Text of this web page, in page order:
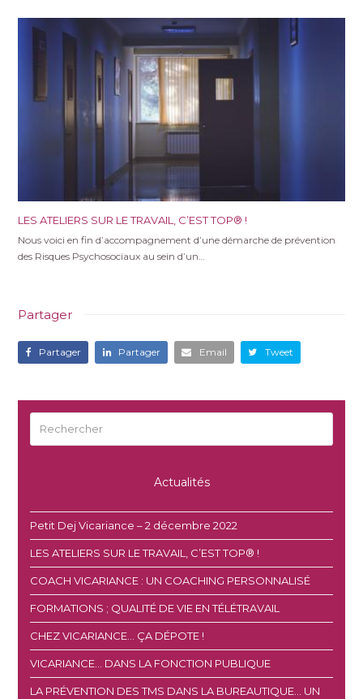
LES ATELIERS SUR LE TRAVAIL, C’EST TOP® !
Nous voici en fin d’accompagnement d’une démarche de prévention
des Risques Psychosociaux au sein d’un…
Partager
Partager Partager Email Tweet
Actualités
Petit Dej Vicariance – 2 décembre 2022
LES ATELIERS SUR LE TRAVAIL, C’EST TOP® !
COACH VICARIANCE : UN COACHING PERSONNALISÉ
FORMATIONS ; QUALITÉ DE VIE EN TÉLÉTRAVAIL
CHEZ VICARIANCE… ÇA DÉPOTE !
VICARIANCE… DANS LA FONCTION PUBLIQUE
LA PRÉVENTION DES TMS DANS LA BUREAUTIQUE… UN